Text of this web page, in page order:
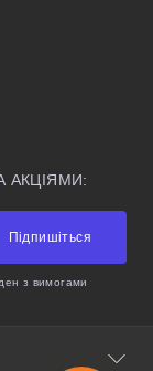
АКЦІЯМИ:
Підпишіться
з вимогами